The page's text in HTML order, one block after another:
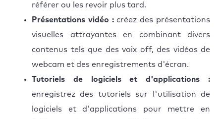
référer ou les revoir plus tard.
Présentations vidéo :créez des présentations
visuelles attrayantes en combinant divers
contenus tels que des voix off, des vidéos de
webcam et des enregistrements d'écran.
Tutoriels de logiciels et d'applications :
enregistrez des tutoriels sur l'utilisation de
logiciels et d'applications pour mettre en